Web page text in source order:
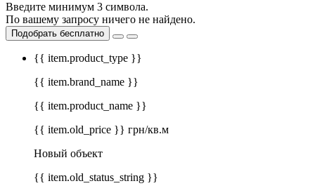
Введите минимум 3 символа.
По вашему запросу ничего не найдено.
Подобрать бесплатно
{{ item.product_type }}
{{ item.brand_name }}
{{ item.product_name }}
{{ item.old_price }} грн/кв.м
Новый объект
{{ item.old_status_string }}